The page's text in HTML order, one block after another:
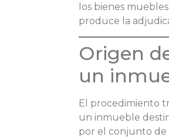
los bienes
produce la
Origen
un
El procedimiento
un inmueble
por el conjunto de